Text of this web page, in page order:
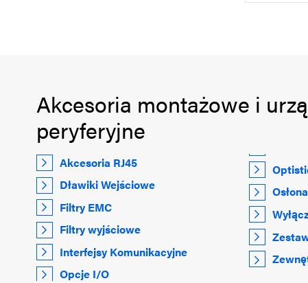
Akcesoria montażowe i
peryferyjne
Akcesoria RJ45
Dławiki Wejściowe
Filtry EMC
Filtry wyjściowe
Interfejsy Komunikacyjne
Opcje I/O